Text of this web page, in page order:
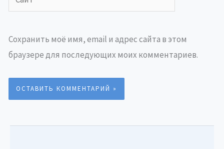
Сохранить моё имя, email и адрес сайта в этом
браузере для последующих моих комментариев.